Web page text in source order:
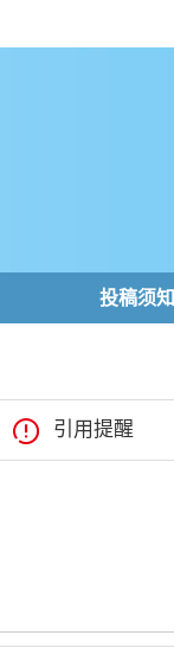
投稿须知
引用提醒